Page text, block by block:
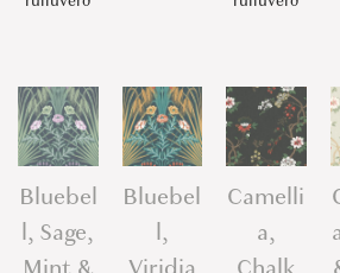
m
-
C
o
l
Bluebel
l, Sage,
Bluebel
l,
Camelli
a,